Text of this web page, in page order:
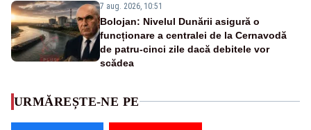
7 aug. 2026, 10:51
Bolojan: Nivelul Dunării asigură o
funcționare a centralei de la Cernavodă
de patru-cinci zile dacă debitele vor
scădea
URMĂREȘTE-NE PE